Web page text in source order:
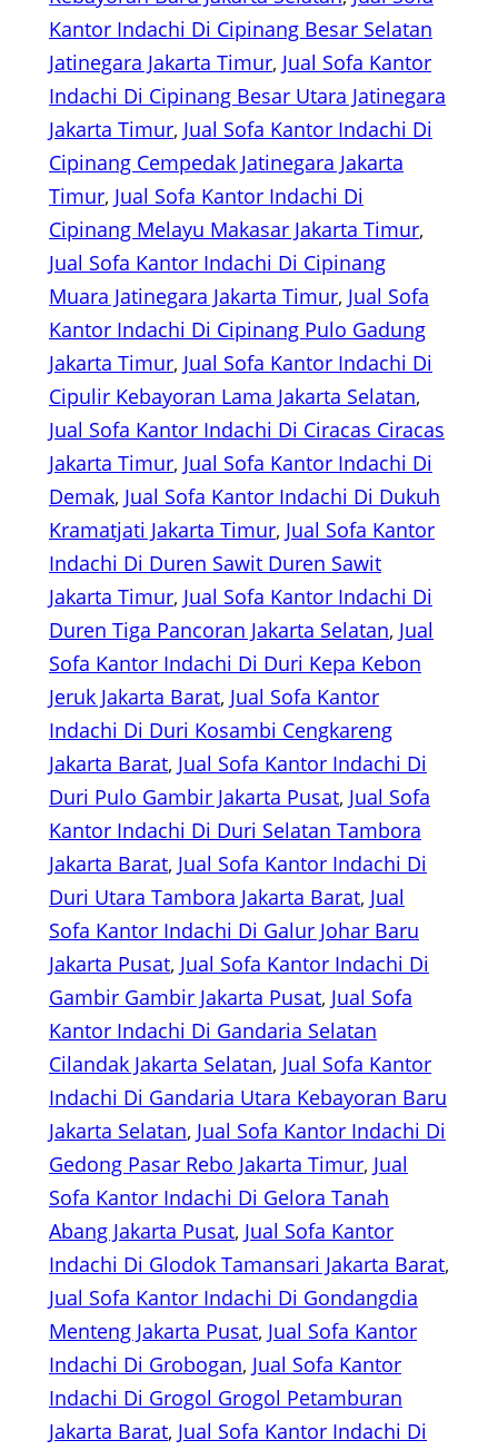
Kantor Indachi Di Cipinang Besar Selatan
Jatinegara Jakarta Timur, Jual Sofa Kantor
Indachi Di Cipinang Besar Utara Jatinegara
Jakarta Timur, Jual Sofa Kantor Indachi Di
Cipinang Cempedak Jatinegara Jakarta
Timur, Jual Sofa Kantor Indachi Di
Cipinang Melayu Makasar Jakarta Timur
Jual Sofa Kantor Indachi Di Cipinang
Muara Jatinegara Jakarta Timur, Jual Sofa
Kantor Indachi Di Cipinang Pulo Gadung
Jakarta Timur, Jual Sofa Kantor Indachi Di
Cipulir Kebayoran Lama Jakarta Selatan
Jual Sofa Kantor Indachi Di Ciracas Ciracas
Jakarta Timur, Jual Sofa Kantor Indachi Di
Demak, Jual Sofa Kantor Indachi Di Dukuh
Kramatjati Jakarta Timur, Jual Sofa Kantor
Indachi Di Duren Sawit Duren Sawit
Jakarta Timur, Jual Sofa Kantor Indachi Di
Duren Tiga Pancoran Jakarta Selatan, Jual
Sofa Kantor Indachi Di Duri Kepa Kebon
Jeruk Jakarta Barat, Jual Sofa Kantor
Indachi Di Duri Kosambi Cengkareng
Jakarta Barat, Jual Sofa Kantor Indachi Di
Duri Pulo Gambir Jakarta Pusat, Jual Sofa
Kantor Indachi Di Duri Selatan Tambora
Jakarta Barat, Jual Sofa Kantor Indachi Di
Duri Utara Tambora Jakarta Barat, Jual
Sofa Kantor Indachi Di Galur Johar Baru
Jakarta Pusat, Jual Sofa Kantor Indachi Di
Gambir Gambir Jakarta Pusat, Jual Sofa
Kantor Indachi Di Gandaria Selatan
Cilandak Jakarta Selatan, Jual Sofa Kantor
Indachi Di Gandaria Utara Kebayoran Baru
Jakarta Selatan, Jual Sofa Kantor Indachi Di
Gedong Pasar Rebo Jakarta Timur, Jual
Sofa Kantor Indachi Di Gelora Tanah
Abang Jakarta Pusat, Jual Sofa Kantor
Indachi Di Glodok Tamansari Jakarta Barat
Jual Sofa Kantor Indachi Di Gondangdia
Menteng Jakarta Pusat, Jual Sofa Kantor
Indachi Di Grobogan, Jual Sofa Kantor
Indachi Di Grogol Grogol Petamburan
Jakarta Barat, Jual Sofa Kantor Indachi Di